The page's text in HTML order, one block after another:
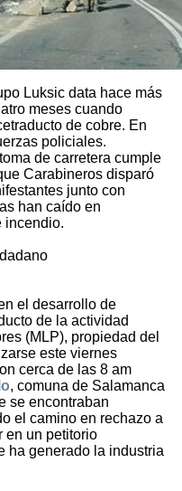
Luksic data hace más
meses cuando
de cobre. En
policiales.
de carretera cumple
Carabineros disparó
junto con
han caído en
incendio.
el desarrollo de
de la actividad
(MLP), propiedad del
este viernes
cerca de las 8 am
, comuna de Salamanca
se encontraban
el camino en rechazo a
en un petitorio
ha generado la industria